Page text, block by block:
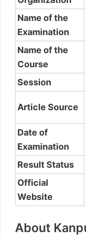
Name of the
Examination
Name of the
Course
Session
Article Source
Date of
Examination
Result Status
Official
Website
About